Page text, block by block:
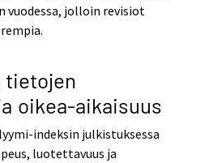
jolloin revisiot
tietojen
oikea-aikaisuus
indeksin julkistuksessa
luotettavuus ja